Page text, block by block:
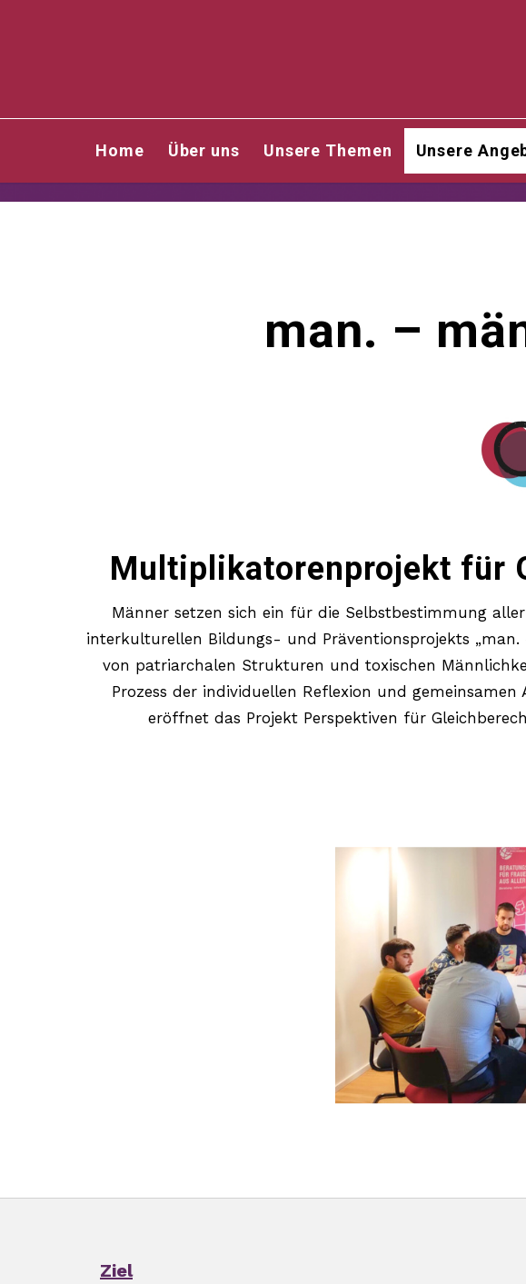
Home Über uns Unsere Themen Unsere
man. –
Multiplikatorenprojekt für
Männer setzen sich ein für die Selbstbestimmung
interkulturellen Bildungs- und Präventionsprojekts „man.
von patriarchalen Strukturen und toxischen
Prozess der individuellen Reflexion und gemeinsamen
eröffnet das Projekt Perspektiven für
Ziel